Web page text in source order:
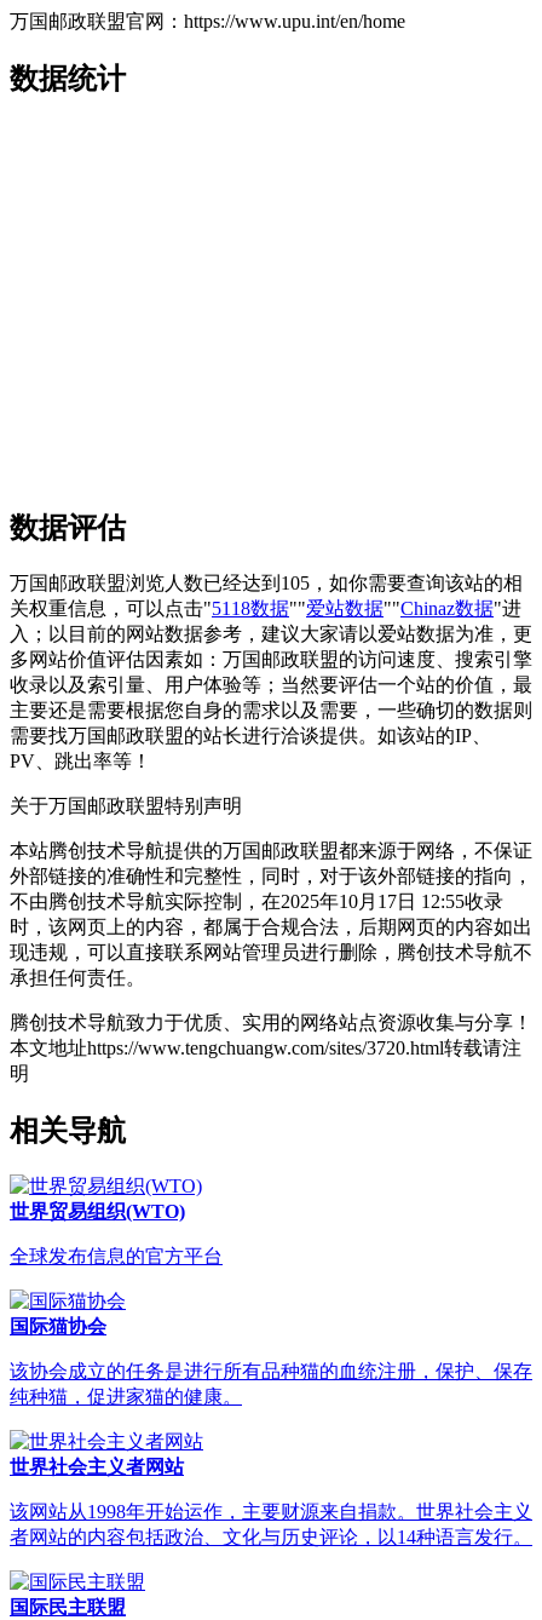
万国邮政联盟官网：https://www.upu.int/en/home
数据统计
数据评估
万国邮政联盟浏览人数已经达到105，如你需要查询该站的相
关权重信息，可以点击"5118数据""爱站数据""Chinaz数据"进
入；以目前的网站数据参考，建议大家请以爱站数据为准，更
多网站价值评估因素如：万国邮政联盟的访问速度、搜索引擎
收录以及索引量、用户体验等；当然要评估一个站的价值，最
主要还是需要根据您自身的需求以及需要，一些确切的数据则
需要找万国邮政联盟的站长进行洽谈提供。如该站的IP、
PV、跳出率等！
关于万国邮政联盟特别声明
本站腾创技术导航提供的万国邮政联盟都来源于网络，不保证
外部链接的准确性和完整性，同时，对于该外部链接的指向，
不由腾创技术导航实际控制，在2025年10月17日 12:55收录
时，该网页上的内容，都属于合规合法，后期网页的内容如出
现违规，可以直接联系网站管理员进行删除，腾创技术导航不
承担任何责任。
腾创技术导航致力于优质、实用的网络站点资源收集与分享！
本文地址https://www.tengchuangw.com/sites/3720.html转载请注
明
相关导航
世界贸易组织(WTO)
全球发布信息的官方平台
国际猫协会
该协会成立的任务是进行所有品种猫的血统注册，保护、保存
纯种猫，促进家猫的健康。
世界社会主义者网站
该网站从1998年开始运作，主要财源来自捐款。世界社会主义
者网站的内容包括政治、文化与历史评论，以14种语言发行。
国际民主联盟